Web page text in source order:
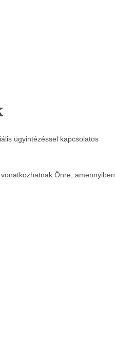
ügyintézéssel kapcsolatos
Önre, amennyiben